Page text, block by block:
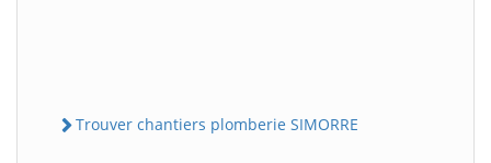
Trouver chantiers plomberie SIMORRE